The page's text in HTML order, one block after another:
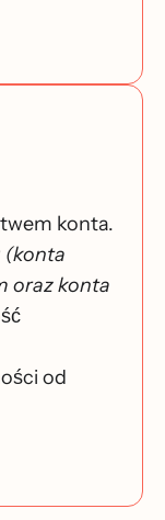
konta.
(konta
oraz konta
od